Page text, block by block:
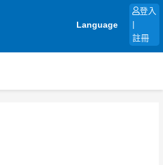
Language
登入
註冊